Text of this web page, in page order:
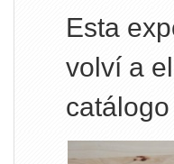
Esta
volví a